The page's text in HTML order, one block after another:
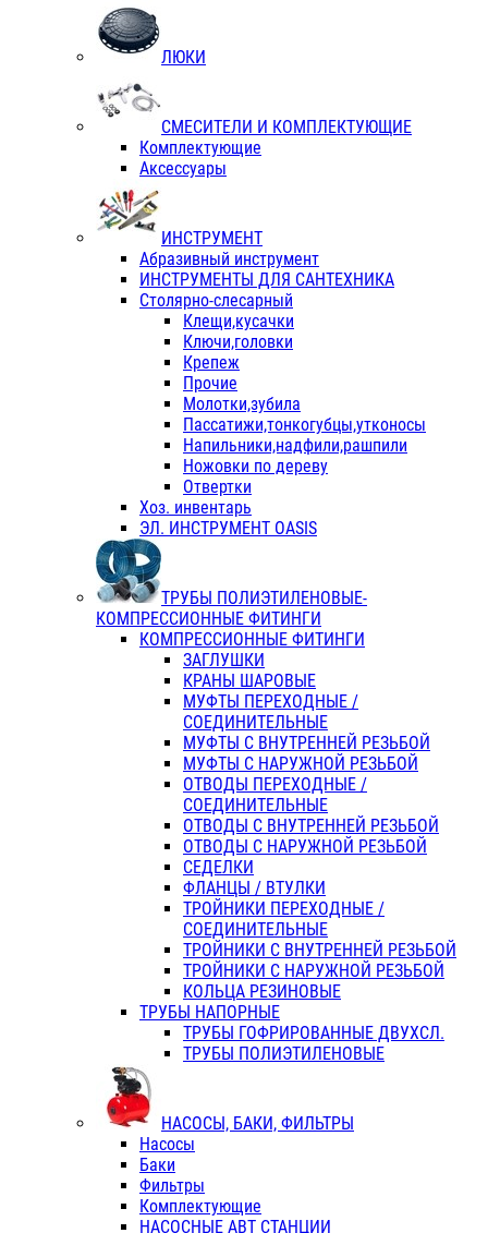
ЛЮКИ
СМЕСИТЕЛИ И КОМПЛЕКТУЮЩИЕ
Комплектующие
Аксессуары
ИНСТРУМЕНТ
Абразивный инструмент
ИНСТРУМЕНТЫ ДЛЯ САНТЕХНИКА
Столярно-слесарный
Клещи,кусачки
Ключи,головки
Крепеж
Прочие
Молотки,зубила
Пассатижи,тонкогубцы,утконосы
Напильники,надфили,рашпили
Ножовки по дереву
Отвертки
Хоз. инвентарь
ЭЛ. ИНСТРУМЕНТ OASIS
ТРУБЫ ПОЛИЭТИЛЕНОВЫЕ-
КОМПРЕССИОННЫЕ ФИТИНГИ
КОМПРЕССИОННЫЕ ФИТИНГИ
ЗАГЛУШКИ
КРАНЫ ШАРОВЫЕ
МУФТЫ ПЕРЕХОДНЫЕ /
СОЕДИНИТЕЛЬНЫЕ
МУФТЫ С ВНУТРЕННЕЙ РЕЗЬБОЙ
МУФТЫ С НАРУЖНОЙ РЕЗЬБОЙ
ОТВОДЫ ПЕРЕХОДНЫЕ /
СОЕДИНИТЕЛЬНЫЕ
ОТВОДЫ С ВНУТРЕННЕЙ РЕЗЬБОЙ
ОТВОДЫ С НАРУЖНОЙ РЕЗЬБОЙ
СЕДЕЛКИ
ФЛАНЦЫ / ВТУЛКИ
ТРОЙНИКИ ПЕРЕХОДНЫЕ /
СОЕДИНИТЕЛЬНЫЕ
ТРОЙНИКИ С ВНУТРЕННЕЙ РЕЗЬБОЙ
ТРОЙНИКИ С НАРУЖНОЙ РЕЗЬБОЙ
КОЛЬЦА РЕЗИНОВЫЕ
ТРУБЫ НАПОРНЫЕ
ТРУБЫ ГОФРИРОВАННЫЕ ДВУХСЛ.
ТРУБЫ ПОЛИЭТИЛЕНОВЫЕ
НАСОСЫ, БАКИ, ФИЛЬТРЫ
Насосы
Баки
Фильтры
Комплектующие
НАСОСНЫЕ АВТ СТАНЦИИ